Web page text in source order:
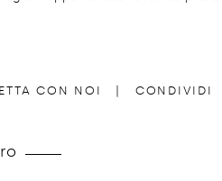
CON NOI | CONDIVIDI